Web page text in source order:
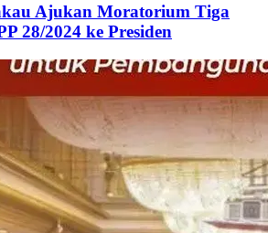
Ajukan Moratorium Tiga
28/2024 ke Presiden